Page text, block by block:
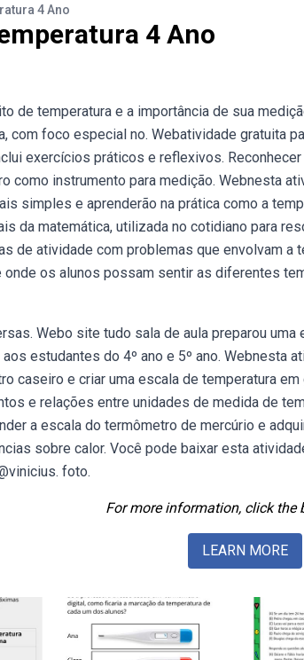
4 Ano
4 Ano
de temperatura e a importância de sua
com foco especial no. Webatividade gratuita
exercícios práticos e reflexivos.
como instrumento para medição. Webnesta
simples e aprenderão na prática como a
da matemática, utilizada no cotidiano para
de atividade com problemas que envolvam a
onde os alunos possam sentir as diferentes
Webo site tudo sala de aula preparou
estudantes do 4º ano e 5º ano. Webnesta
caseiro e criar uma escala de temperatura
e relações entre unidades de medida de
a escala do termômetro de mercúrio e
sobre calor. Você pode baixar esta
foto.
For more information, click the
LEARN MORE